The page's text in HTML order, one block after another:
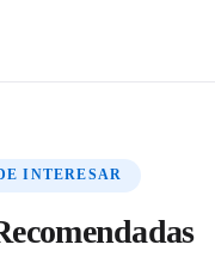
INTERESAR